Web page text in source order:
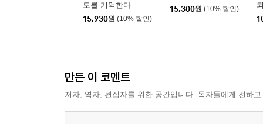
도를 기억한다
15,930원 (10% 할인)
15,300원 (10% 할인)
만든 이 코멘트
저자, 역자, 편집자를 위한 공간입니다. 독자들에게 전하